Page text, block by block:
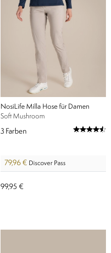
NosiLife Milla Hose für Damen
Soft Mushroom
3 Farben
79,96 € Discover Pass
99,95 €